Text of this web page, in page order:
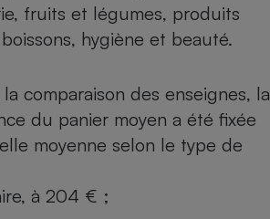
fruits et légumes, produits
hygiène et beauté.
comparaison des enseignes, la
du panier moyen a été fixée
moyenne selon le type de
à 204 € ;